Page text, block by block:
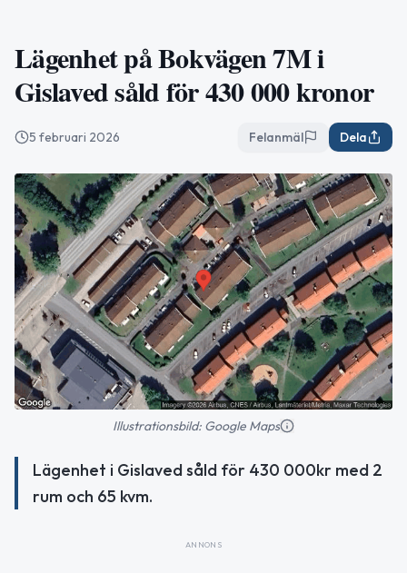
Lägenhet på Bokvägen 7M i
Gislaved såld för 430 000 kronor
5 februari 2026 Felanmäl Dela
Illustrationsbild: Google Maps
Lägenhet i Gislaved såld för 430 000kr med 2
rum och 65 kvm.
ANNONS